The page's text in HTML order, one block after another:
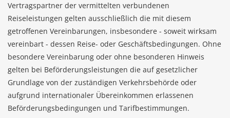
Vertragspartner der vermittelten verbundenen
Reiseleistungen gelten ausschließlich die mit diesem
getroffenen Vereinbarungen, insbesondere - soweit wirksam
vereinbart - dessen Reise- oder Geschäftsbedingungen. Ohne
besondere Vereinbarung oder ohne besonderen Hinweis
gelten bei Beförderungsleistungen die auf gesetzlicher
Grundlage von der zuständigen Verkehrsbehörde oder
aufgrund internationaler Übereinkommen erlassenen
Beförderungsbedingungen und Tarifbestimmungen.